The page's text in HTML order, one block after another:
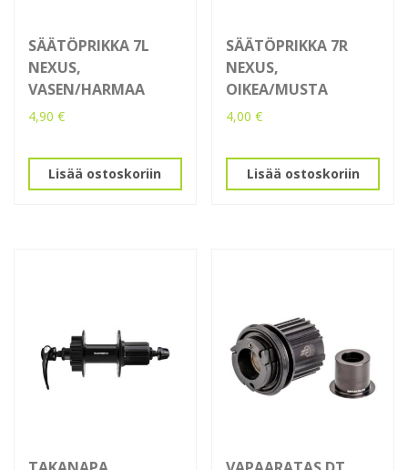
SÄÄTÖPRIKKA 7L
NEXUS,
VASEN/HARMAA
4,90 €
Lisää ostoskoriin
SÄÄTÖPRIKKA 7R
NEXUS,
OIKEA/MUSTA
4,00€
Lisää ostoskoriin